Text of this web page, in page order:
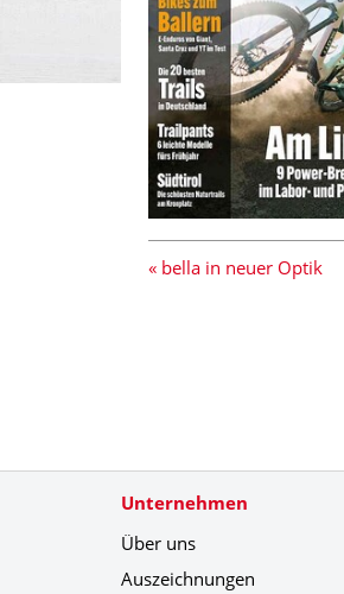
« bella in neuer Optik
Unternehmen
Über uns
Auszeichnungen